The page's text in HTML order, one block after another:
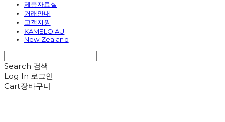
제품자료실
거래안내
고객지원
KAMELO AU
New Zealand
Search 검색
Log In 로그인
Cart장바구니